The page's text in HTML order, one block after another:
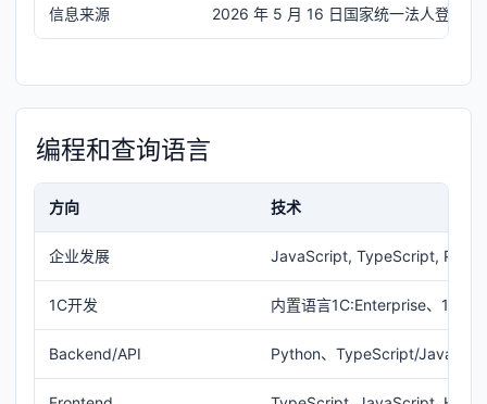
信息来源 2026 年 5 月 16 日国家统一法人登记
编程和查询语言
方向 技术
企业发展 JavaScript, TypeScript,
1C开发 内置语言1C:Enterprise、1C查
Backend/API Python、TypeScript/